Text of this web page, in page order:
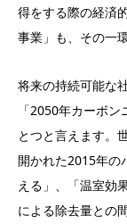
得をする際の経済
事業」も、その一
将来の持続可能な
「2050年カーボ
とつと言えます。
開かれた2015年の
える」、「温室効
による除去量との